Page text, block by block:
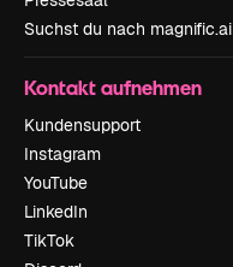
Suchst du nach magnific.ai
Kontakt aufnehmen
Kundensupport
Instagram
YouTube
LinkedIn
TikTok